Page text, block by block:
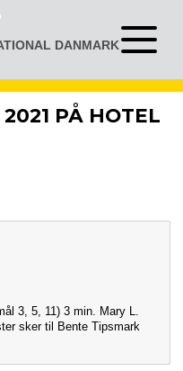
DANMARKÅben
menu
PÅ HOTEL
3, 5, 11) 3 min. Mary L.
sker til Bente Tipsmark